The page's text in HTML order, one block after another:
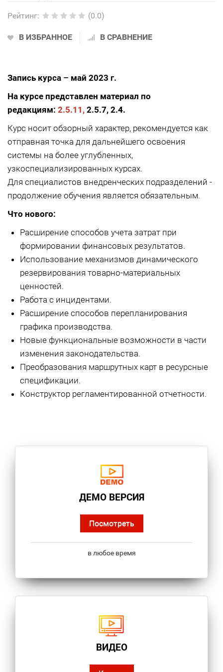
Рейтинг: (0.0)
В ИЗБРАННОЕ В СРАВНЕНИЕ
Запись курса – май 2023 г.
На курсе представлен материал по
редакциям: 2.5.11, 2.5.7, 2.4.
Курс носит обзорный характер, рекомендуется как
отправная точка для дальнейшего освоения
системы на более углубленных,
узкоспециализированных курсах.
Для специалистов внедренческих подразделений -
продолжение обучения является обязательным.
Что нового:
Расширение способов учета затрат при
формировании финансовых результатов.
Использование механизмов динамического
резервирования товарно-материальных
ценностей.
Работа с инцидентами.
Расширение способов перепланирования
графика производства.
Новые функциональные возможности в части
изменения законодательства.
Преобразования маршрутных карт в ресурсные
спецификации.
Конструктор регламентированной отчетности.
ДЕМО ВЕРСИЯ
Посмотреть
в любое время
ВИДЕО